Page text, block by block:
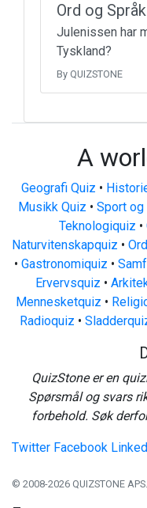
Ord og Språk
Julenissen har
Tyskland?
By QUIZSTONE
A
Geografi Quiz •
Musikk Quiz • Sport
Teknologiquiz •
Naturvitenskapquiz •
• Gastronomiquiz •
Ervervsquiz •
Mennesketquiz •
Radioquiz •
QuizStone er en
Spørsmål og svars
forbehold. Søk
Twitter Facebook
© 2008-2026 QUIZSTONE